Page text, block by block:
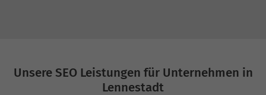
Unsere SEO Leistungen für Unternehmen in
Lennestadt